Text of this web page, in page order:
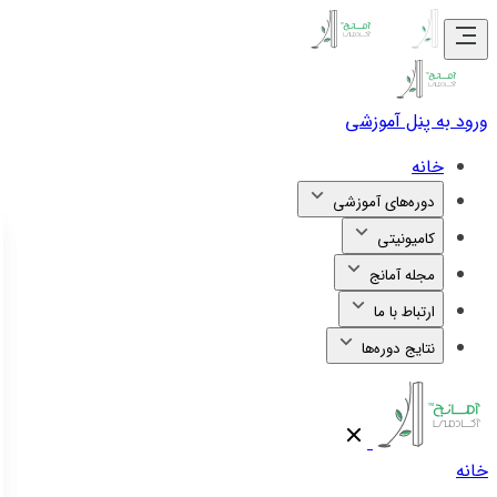
ورود به پنل آموزشی
خانه
دوره‌های آموزشی
کامیونیتی
مجله آمانج
ارتباط با ما
نتایج دوره‌ها
خانه